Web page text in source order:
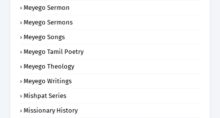
Meyego Sermon
Meyego Sermons
Meyego Songs
Meyego Tamil Poetry
Meyego Theology
Meyego Writings
Mishpat Series
Missionary History